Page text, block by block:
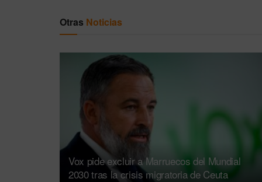
Otras Noticias
Vox pide excluir a Marruecos del Mundial
2030 tras la crisis migratoria de Ceuta